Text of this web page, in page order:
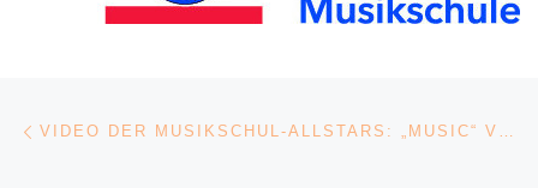
Post navigation VIDEO DER MUSIKSCHUL-ALLSTARS: „MUSIC“ VON JOHN MILES